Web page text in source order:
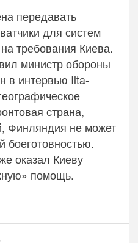
передавать
для систем
требования Киева.
министр обороны
в интервью Ilta-
страна,
Финляндия не может
боеготовностью.
оказал Киеву
помощь.